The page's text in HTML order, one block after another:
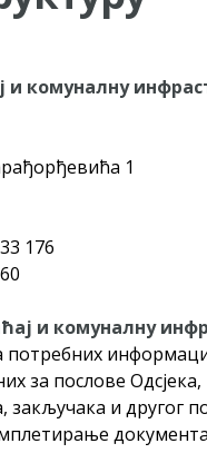
издавање ПОНОСНЕ
и комуналну
1
176
и комуналну
за послове Одсјека,
и другог